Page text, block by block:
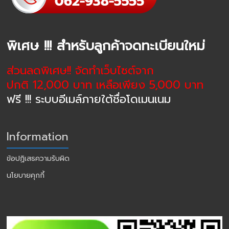
พิเศษ !!! สำหรับลูกค้าจดทะเบียนใหม่
ส่วนลดพิเศษ!! จัดทำเว็บไซต์จาก
ปกติ 12,000 บาท เหลือเพียง 5,000 บาท
ฟรี !!! ระบบอีเมล์ภายใต้ชื่อโดเมนเนม
Information
ข้อปฏิเสธความรับผิด
นโยบายคุกกี้